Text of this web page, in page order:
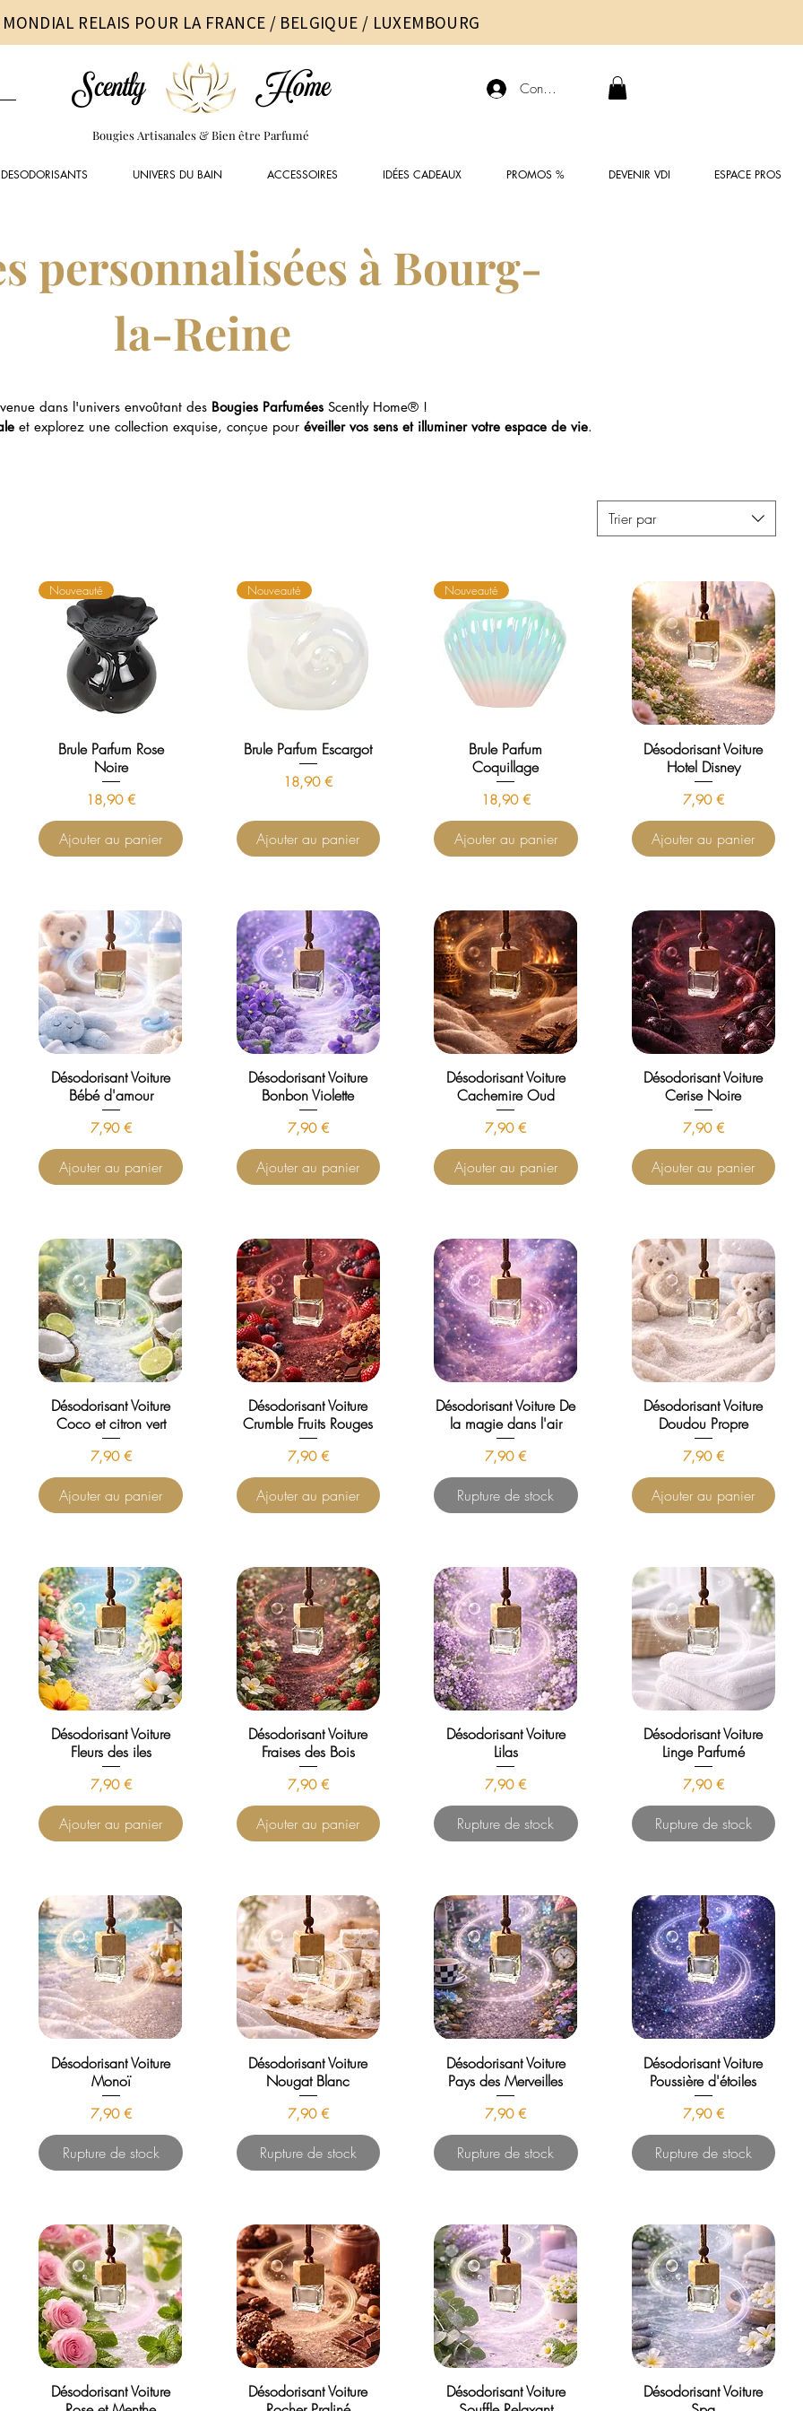
RELAIS POUR LA FRANCE / BELGIQUE / LUXEMBOURG
Scently Home Connexion
Bougies Artisanales & Bien être Parfumé
DESODORISANTS UNIVERS DU BAIN ACCESSOIRES IDÉES CADEAUX PROMOS % DEVENIR VDI ESPACE PROS
personnalisées à Bourg-
la-Reine
dans l'univers envoûtant des Bougies Parfumées Scently Home® !
et explorez une collection exquise, conçue pour éveiller vos sens et illuminer votre espace de vie.
Trier par
Nouveauté
Brule Parfum Rose
Noire
Prix
18,90 €
Ajouter au panier
Nouveauté
Brule Parfum Escargot
Prix
18,90 €
Ajouter au panier
Nouveauté
Brule Parfum
Coquillage
Prix
18,90 €
Ajouter au panier
Désodorisant Voiture
Hotel Disney
Prix
7,90 €
Ajouter au panier
Désodorisant Voiture
Bébé d'amour
Prix
7,90 €
Ajouter au panier
Désodorisant Voiture
Bonbon Violette
Prix
7,90 €
Ajouter au panier
Désodorisant Voiture
Cachemire Oud
Prix
7,90 €
Ajouter au panier
Désodorisant Voiture
Cerise Noire
Prix
7,90 €
Ajouter au panier
Désodorisant Voiture
Coco et citron vert
Prix
7,90 €
Ajouter au panier
Désodorisant Voiture
Crumble Fruits Rouges
Prix
7,90 €
Ajouter au panier
Désodorisant Voiture De
la magie dans l'air
Prix
7,90 €
Rupture de stock
Désodorisant Voiture
Doudou Propre
Prix
7,90 €
Ajouter au panier
Désodorisant Voiture
Fleurs des iles
Prix
7,90 €
Ajouter au panier
Désodorisant Voiture
Fraises des Bois
Prix
7,90 €
Ajouter au panier
Désodorisant Voiture
Lilas
Prix
7,90 €
Rupture de stock
Désodorisant Voiture
Linge Parfumé
Prix
7,90 €
Rupture de stock
Désodorisant Voiture
Monoï
Prix
7,90 €
Rupture de stock
Désodorisant Voiture
Nougat Blanc
Prix
7,90 €
Rupture de stock
Désodorisant Voiture
Pays des Merveilles
Prix
7,90 €
Rupture de stock
Désodorisant Voiture
Poussière d'étoiles
Prix
7,90 €
Rupture de stock
Désodorisant Voiture
Désodorisant Voiture
Désodorisant Voiture
Désodorisant Voiture